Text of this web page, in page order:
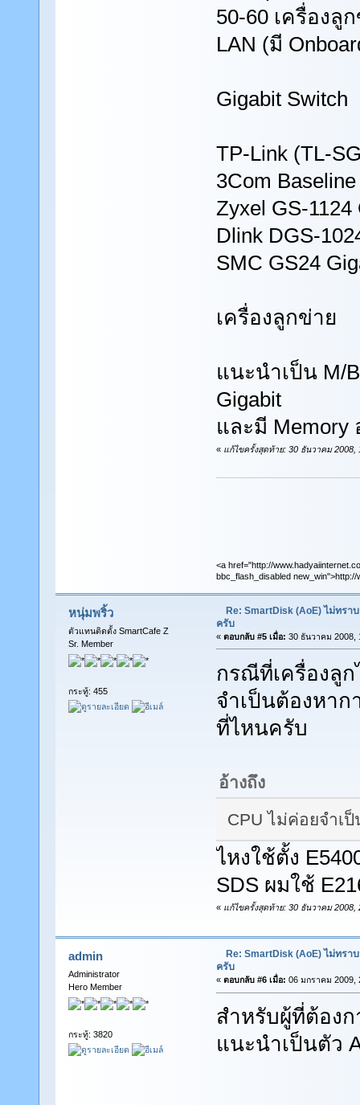
50-60 เครื่องลู
LAN (มี
Gigabit Switch
TP-Link (TL-
3Com
Zyxel GS-
Dlink DGS-
SMC GS24
เครื่องลูกข่าย
แนะนำเป็น M/
Gigabit
และมี Memory
« แก้ไขครั้งสุดท้าย: 30 ธันวาคม 2008,
<a href="http://
bbc_flash_disabled
หนุ่มพริ้ว
ตัวแทนติดตั้ง SmartCafe Z
Sr. Member
กระทู้: 455
Re: SmartDisk (AoE) ไม่ทร
ครับ
« ตอบกลับ #5 เมื่อ: 30 ธันวาคม 2008,
กรณีที่เครื่องลู
จำเป็นต้องหา
ที่ไหนครับ
อ้างถึง
CPU ไม่ค่อยจำเ
ไหงใช้ตั้ง
SDS ผมใช้
« แก้ไขครั้งสุดท้าย: 30 ธันวาคม 2008,
admin
Administrator
Hero Member
กระทู้: 3820
Re: SmartDisk (AoE) ไม่ทร
ครับ
« ตอบกลับ #6 เมื่อ: 06 มกราคม 2009,
สำหรับผู้ที่ต้องก
แนะนำเป็นตัว